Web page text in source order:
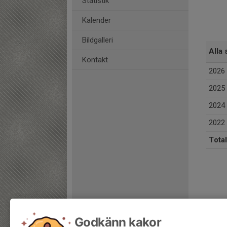
Kalender
Bildgalleri
Kontakt
Alla
2026
2025
2024
2022
Godkänn kakor